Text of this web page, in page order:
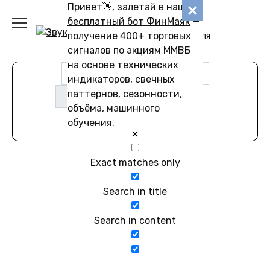
Привет👋, залетай в наш
бесплатный бот ФинМаяк—
получение 400+ торговых
сигналов по акциям ММВБ
на основе технических
индикаторов, свечных
паттернов, сезонности,
объёма, машинного
обучения.
содержанию
Звуковику
Коллекции звуков для
скачивания
Exact matches only
Search in title
Search in content